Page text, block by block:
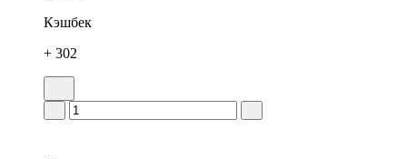
Кэшбек
+ 302